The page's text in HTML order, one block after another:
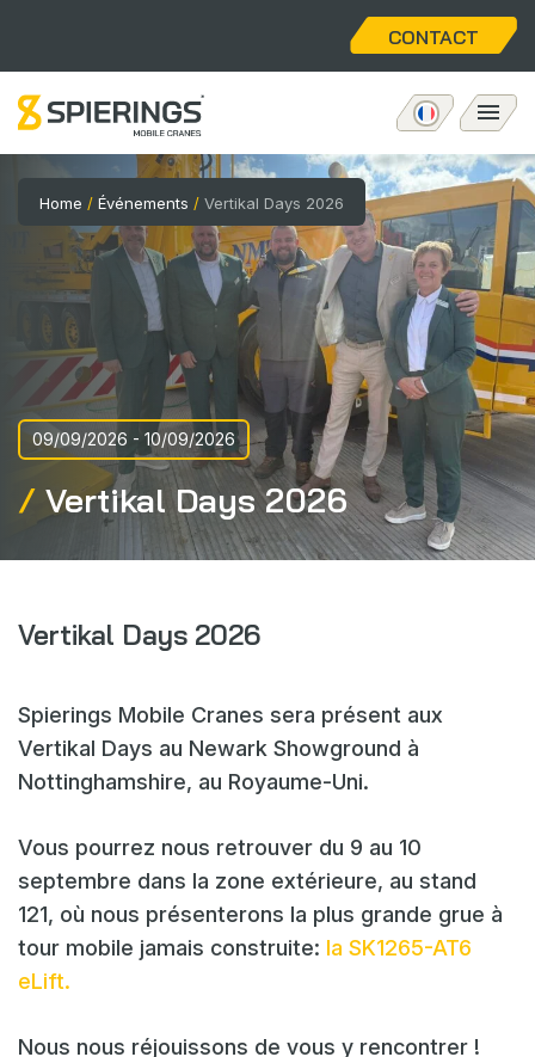
CONTACT
Grues mobiles à tour
eLift
Service
À propos nous
Home
Postes vacants
My Spierings
General terms and conditions
Privacy policy
Home / Événements / Vertikal Days 2026
09/09/2026 - 10/09/2026
Vertikal Days 2026
Vertikal Days 2026
Spierings Mobile Cranes sera présent aux
Vertikal Days au Newark Showground à
Nottinghamshire, au Royaume-Uni.
Vous pourrez nous retrouver du 9 au 10
septembre dans la zone extérieure, au stand
121, où nous présenterons la plus grande grue à
tour mobile jamais construite: la SK1265-AT6
eLift.
Nous nous réjouissons de vous y rencontrer !